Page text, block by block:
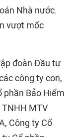
Nhà nước.
vượt mốc
đoàn Đầu tư
công ty con,
phần Bảo Hiểm
MTV
Công ty Cổ